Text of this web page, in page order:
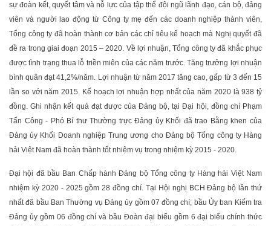
sự đoàn kết, quyết tâm và nỗ lực của tập thể đội ngũ lãnh đạo, cán bộ, đảng
viên và người lao động từ Công ty mẹ đến các doanh nghiệp thành viên,
Tổng công ty đã hoàn thành cơ bản các chỉ tiêu kế hoạch mà Nghị quyết đã
đề ra trong giai đoạn 2015 – 2020. Về lợi nhuận, Tổng công ty đã khắc phục
được tình trạng thua lỗ triền miên của các năm trước. Tăng trưởng lợi nhuận
bình quân đạt 41,2%/năm. Lợi nhuận từ năm 2017 tăng cao, gấp từ 3 đến 15
lần so với năm 2015. Kế hoạch lợi nhuận hợp nhất của năm 2020 là 938 tỷ
đồng. Ghi nhận kết quả đạt được của Đảng bộ, tại Đại hội, đồng chí Phạm
Tấn Công - Phó Bí thư Thường trực Đảng ủy Khối đã trao Bằng khen của
Đảng ủy Khối Doanh nghiệp Trung ương cho Đảng bộ Tổng công ty Hàng
hải Việt Nam đã hoàn thành tốt nhiệm vụ trong nhiệm kỳ 2015 - 2020.
Đại hội đã bầu Ban Chấp hành Đảng bộ Tổng công ty Hàng hải Việt Nam
nhiệm kỳ 2020 - 2025 gồm 28 đồng chí. Tại Hội nghị BCH Đảng bộ lần thứ
nhất đã bầu Ban Thường vụ Đảng ủy gồm 07 đồng chí; bầu Ủy ban Kiểm tra
Đảng ủy gồm 06 đồng chí và bầu Đoàn đại biểu gồm 6 đại biểu chính thức